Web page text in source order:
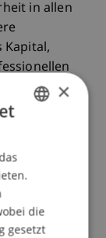
in allen
m/d) für die
×
die
gesetzt